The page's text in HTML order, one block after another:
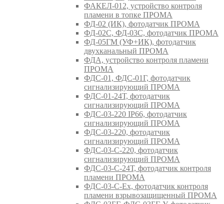
ФАКЕЛ-012, устройство контроля
пламени в топке ПРОМА
ФД-02 (ИК), фотодатчик ПРОМА
ФД-02С, ФД-03С, фотодатчик ПРОМА
ФД-05ГМ (УФ+ИК), фотодатчик
двухканальный ПРОМА
ФДА, устройство контроля пламени
ПРОМА
ФДС-01, ФДС-01Г, фотодатчик
сигнализирующий ПРОМА
ФДС-01-24Т, фотодатчик
сигнализирующий ПРОМА
ФДС-03-220 IP66, фотодатчик
сигнализирующий ПРОМА
ФДС-03-220, фотодатчик
сигнализирующий ПРОМА
ФДС-03-С-220, фотодатчик
сигнализирующий ПРОМА
ФДС-03-С-24Т, фотодатчик контроля
пламени ПРОМА
ФДС-03-С-Ex, фотодатчик контроля
пламени взрывозащищенный ПРОМА